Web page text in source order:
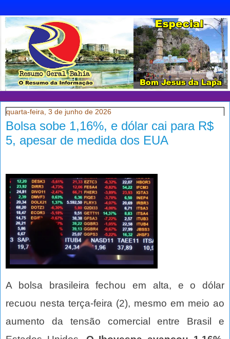
quarta-feira, 3 de junho de 2026
Bolsa sobe 1,16%, e dólar cai para R$
5, apesar de medida dos EUA
A bolsa brasileira fechou em alta, e o dólar
recuou nesta terça-feira (2), mesmo em meio ao
aumento da tensão comercial entre Brasil e